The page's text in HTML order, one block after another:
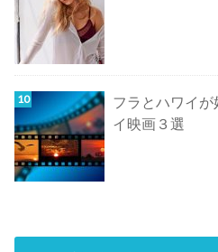
フラとハワイ
イ映画３選